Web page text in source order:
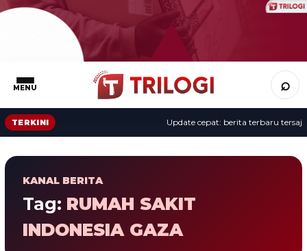
MENU ⌕
TERKINI Update cepat: berita terbaru tersaji
KANAL BERITA
Tag: RUMAH SAKIT
INDONESIA GAZA